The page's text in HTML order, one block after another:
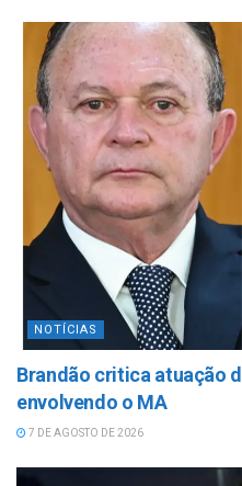
NOTÍCIAS
Brandão critica atuação
envolvendo o MA
7 DE AGOSTO DE 2026